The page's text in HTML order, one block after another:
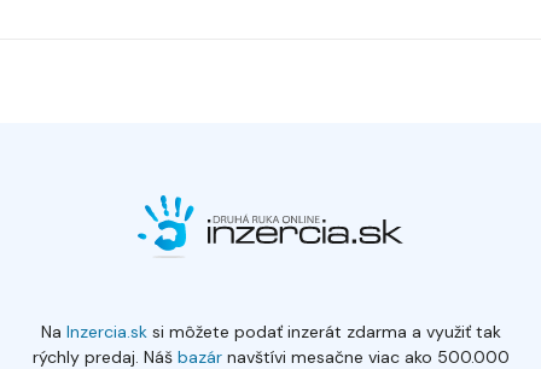
Na Inzercia.sksi môžete podať inzerát zdarma a využiť tak
rýchly predaj. Náš bazárnavštívi mesačne viac ako 500.000